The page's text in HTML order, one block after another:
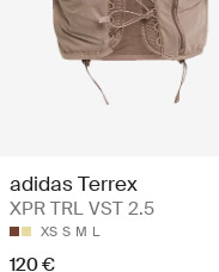
adidas Terrex
XPR TRL VST 2.5
XS S M L
120 €